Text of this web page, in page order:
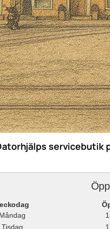
servicebutik
Tisdag